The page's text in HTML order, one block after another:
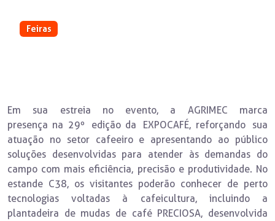
Feiras
Em sua estreia no evento, a AGRIMEC marca
presença na 29º edição da EXPOCAFÉ, reforçando sua
atuação no setor cafeeiro e apresentando ao público
soluções desenvolvidas para atender às demandas do
campo com mais eficiência, precisão e produtividade. No
estande C38, os visitantes poderão conhecer de perto
tecnologias voltadas à cafeicultura, incluindo a
plantadeira de mudas de café PRECIOSA, desenvolvida